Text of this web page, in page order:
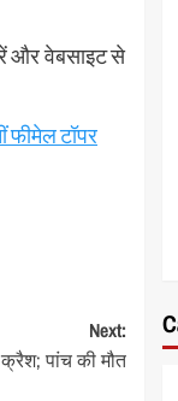
और वेबसाइट से
फीमेल टॉपर
Next:
पांच की मौत